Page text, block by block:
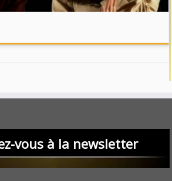
vous à la newsletter